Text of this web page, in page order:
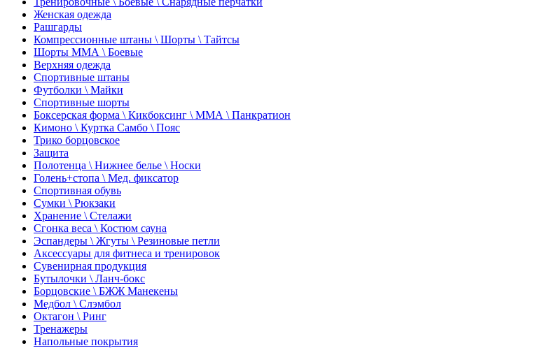
Женская одежда
Рашгарды
Компрессионные штаны \ Шорты \ Тайтсы
Шорты ММА \ Боевые
Верхняя одежда
Спортивные штаны
Футболки \ Майки
Спортивные шорты
Боксерская форма \ Кикбоксинг \ ММА \ Панкратион
Кимоно \ Куртка Самбо \ Пояс
Трико борцовское
Защита
Полотенца \ Нижнее белье \ Носки
Голень+стопа \ Мед. фиксатор
Спортивная обувь
Сумки \ Рюкзаки
Хранение \ Стелажи
Сгонка веса \ Костюм сауна
Эспандеры \ Жгуты \ Резиновые петли
Аксессуары для фитнеса и тренировок
Сувенирная продукция
Бутылочки \ Ланч-бокс
Борцовские \ БЖЖ Манекены
Медбол \ Слэмбол
Октагон \ Ринг
Тренажеры
Напольные покрытия